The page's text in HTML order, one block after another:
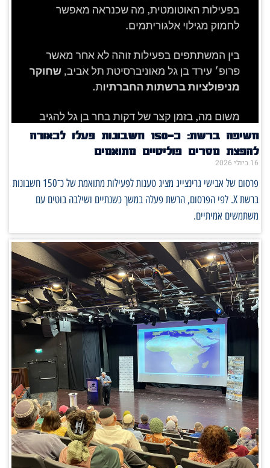
חשיפה ברשת: כ־150 חשבונות פעלו לכאורה
להפצת מסרים פוליטיים מתואמים
16 ביולי 2026
פרסום של אבישי גרינצייג מציג טענות לפעילות מתואמת של כ־150 חשבונות
ברשת X. לפי הפרסום, הרשת פעלה במשך כשנתיים ושילבה בוטים עם
משתמשים אמיתיים.